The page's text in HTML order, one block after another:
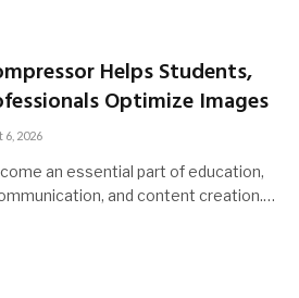
Helps Students,
Optimize Images
6, 2026
an essential part of education,
and content creation.…